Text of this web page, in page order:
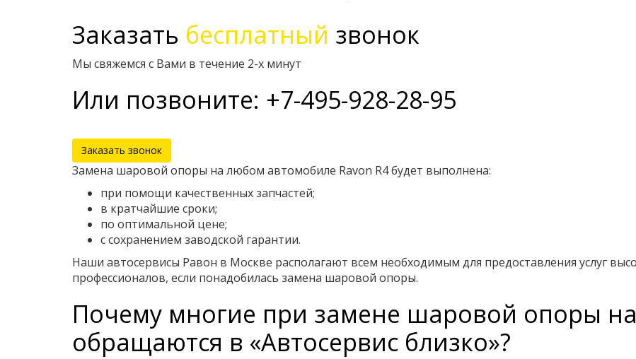
Заказать бесплатный звонок
Мы свяжемся с Вами в течение 2-х минут
Или позвоните: +7-495-928-28-95
Заказать звонок
Замена шаровой опоры на любом автомобиле Ravon R4 будет выполнена:
при помощи качественных запчастей;
в кратчайшие сроки;
по оптимальной цене;
с сохранением заводской гарантии.
Наши автосервисы Равон в Москве располагают всем необходимым для предоставления услуг
профессионалов, если понадобилась замена шаровой опоры.
Почему многие при замене шаровой опоры на
обращаются в «Автосервис близко»?